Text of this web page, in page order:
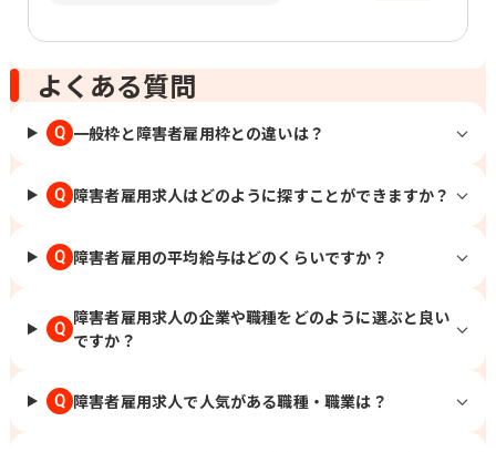
よくある質問
Q 一般枠と障害者雇用枠との違いは？
Q 障害者雇用求人はどのように探すことができますか？
Q 障害者雇用の平均給与はどのくらいですか？
Q
障害者雇用求人の企業や職種をどのように選ぶと良い
ですか？
Q 障害者雇用求人で人気がある職種・職業は？